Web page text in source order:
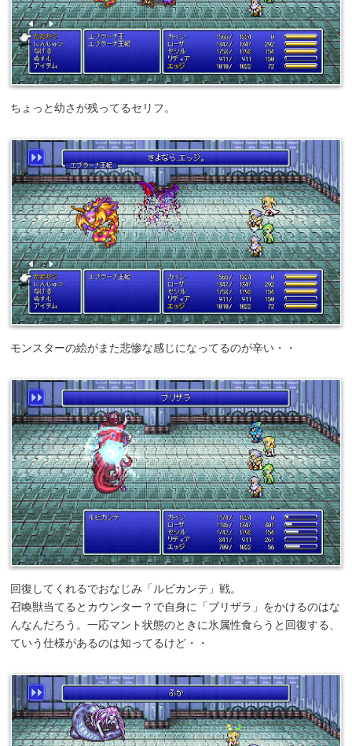
ちょっと幼さが残ってるセリフ。
モンスターの絵がまた悲惨な感じになってるのが辛い・・
回復してくれるでおなじみ「ルビカンテ」戦。
召喚獣当てるとカウンター？で自身に「ブリザラ」をかけるのはな
んなんだろう。一応マント状態のときに氷属性食らうと回復する、
ていう仕様があるのは知ってるけど・・